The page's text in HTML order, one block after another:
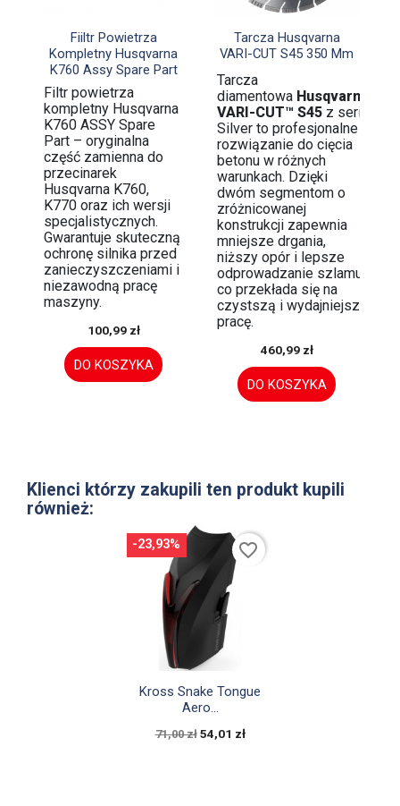
Szybki podgląd
Fiiltr Powietrza
Kompletny Husqvarna
K760 Assy Spare Part
Filtr powietrza
kompletny Husqvarna
K760 ASSY Spare
Part – oryginalna
część zamienna do
przecinarek
Husqvarna K760,
K770 oraz ich wersji
specjalistycznych.
Gwarantuje skuteczną
ochronę silnika przed
zanieczyszczeniami i
niezawodną pracę
maszyny.
100,99 zł
DO KOSZYKA
Szybki podgląd
Tarcza Husqvarna
VARI-CUT S45 350 Mm
Tarcza
diamentowa Husqvarna
VARI-CUT™ S45z serii
Silver to profesjonalne
rozwiązanie do cięcia
betonu w różnych
warunkach. Dzięki
dwóm segmentom o
zróżnicowanej
konstrukcji zapewnia
mniejsze drgania,
niższy opór i lepsze
odprowadzanie szlamu,
co przekłada się na
czystszą i wydajniejszą
pracę.
460,99 zł
DO KOSZYKA
Klienci którzy zakupili ten produkt kupili
również:
Szybki podgląd
Kross Snake Tongue
Aero...
71,00 zł 54,01 zł
-23,93% favorite_border